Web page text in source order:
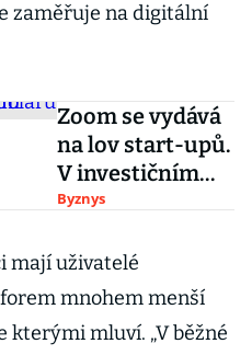
zaměřuje na digitální
Zoom se vydává
na lov start-upů.
V investičním
fondu má sto
Byznys
mají uživatelé
mnohem menší
kterými mluví. „V běžné